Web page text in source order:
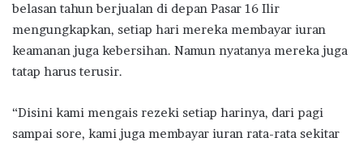
belasan tahun berjualan di depan Pasar 16 Ilir
mengungkapkan, setiap hari mereka membayar iuran
keamanan juga kebersihan. Namun nyatanya mereka juga
tatap harus terusir.
“Disini kami mengais rezeki setiap harinya, dari pagi
sampai sore, kami juga membayar iuran rata-rata sekitar